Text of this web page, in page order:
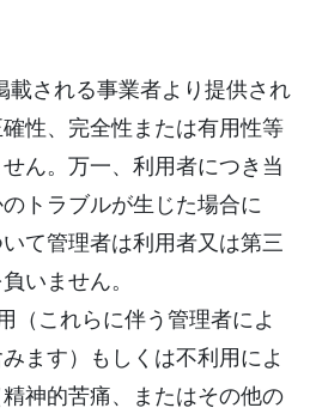
載される事業者より提供され
性、完全性または有用性等
ん。万一、利用者につき当
トラブルが生じた場合に
て管理者は利用者又は第三
いません。
（これらに伴う管理者によ
ます）もしくは不利用によ
神的苦痛、またはその他の